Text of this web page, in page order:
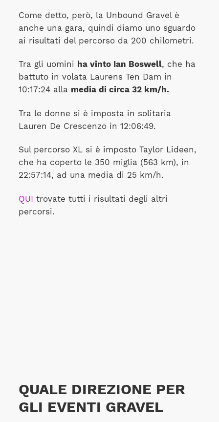
Come detto, però, la Unbound Gravel è
anche una gara, quindi diamo uno sguardo
ai risultati del percorso da 200 chilometri.
Tra gli uomini ha vinto Ian Boswell, che ha
battuto in volata Laurens Ten Dam in
10:17:24 alla media di circa 32 km/h.
Tra le donne si è imposta in solitaria
Lauren De Crescenzo in 12:06:49.
Sul percorso XL si è imposto Taylor Lideen,
che ha coperto le 350 miglia (563 km), in
22:57:14, ad una media di 25 km/h.
QUI trovate tutti i risultati degli altri
percorsi.
QUALE DIREZIONE PER
GLI EVENTI GRAVEL